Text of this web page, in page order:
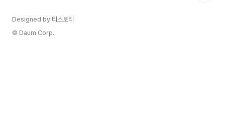
Designed by 티스토리
© Daum Corp.